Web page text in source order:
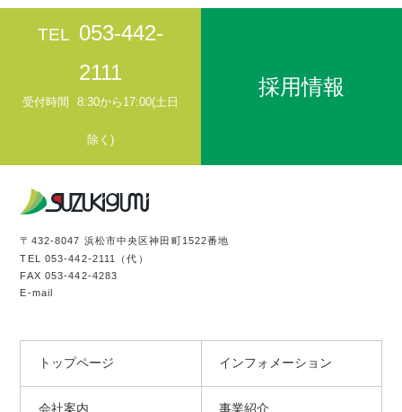
お問い合わせ
TEL 053-442-
2111
受付時間 8:30から17:00(土日
除く)
採用情報
〒432-8047 浜松市中央区神田町1522番地
TEL 053-442-2111
（代）
FAX 053-442-4283
E-mail
トップページ インフォメーション
会社案内 事業紹介